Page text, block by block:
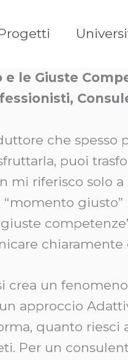
le Giuste
che spesso
puoi
mi riferisco solo
crea un
approccio
quanto riesci
Per un